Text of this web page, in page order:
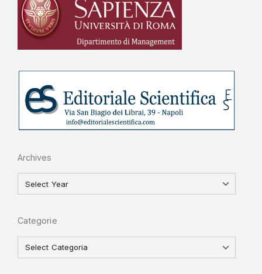
Archives
Categorie